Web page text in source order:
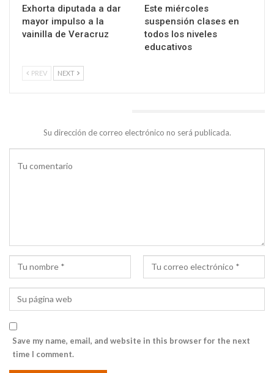
Exhorta diputada a dar
mayor impulso a la
vainilla de Veracruz
Este miércoles
suspensión clases en
todos los niveles
educativos
PREV NEXT
Su dirección de correo electrónico no será publicada.
Save my name, email, and website in this browser for the next
time I comment.